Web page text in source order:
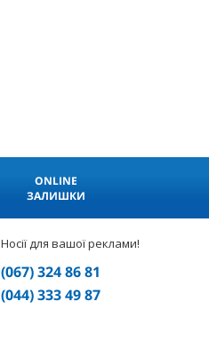
ONLINE
ЗАЛИШКИ
Носії для вашої реклами!
(067) 324 86 81
(044) 333 49 87